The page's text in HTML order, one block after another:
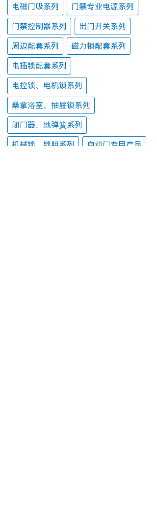
电磁门吸系列 门禁专业电源系列
门禁控制器系列 出门开关系列
周边配套系列 磁力锁配套系列
电插锁配套系列
电控锁、电机锁系列
桑拿浴室、抽屉锁系列
闭门器、地弹簧系列
机械锁、锁胆系列 自动门专用产品